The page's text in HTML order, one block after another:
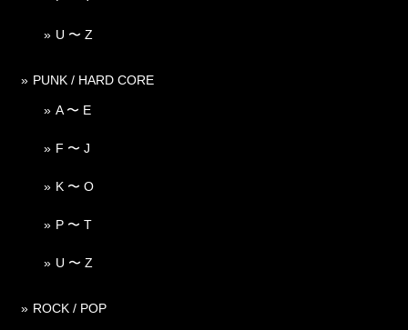
U 〜 Z
PUNK / HARD CORE
A 〜 E
F 〜 J
K 〜 O
P 〜 T
U 〜 Z
ROCK / POP